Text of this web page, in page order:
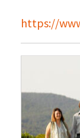
https://